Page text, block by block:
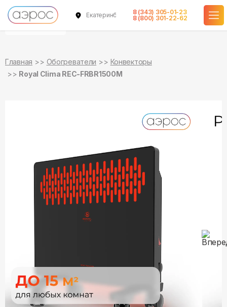
Екатеринбург
8 (343) 305-01-23
8 (800) 301-22-62
Главная Обогреватели
Конвекторы
Royal Clima REC-FRBR1500M
уточняйте
о наличии
уточняйте
о наличии